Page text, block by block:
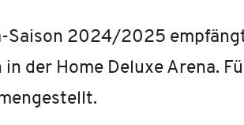
2024/2025
der Home Deluxe Arena.